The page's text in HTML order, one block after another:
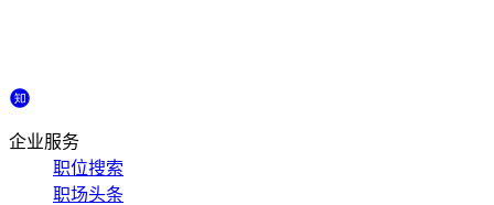
企业服务
职位搜索
职场头条